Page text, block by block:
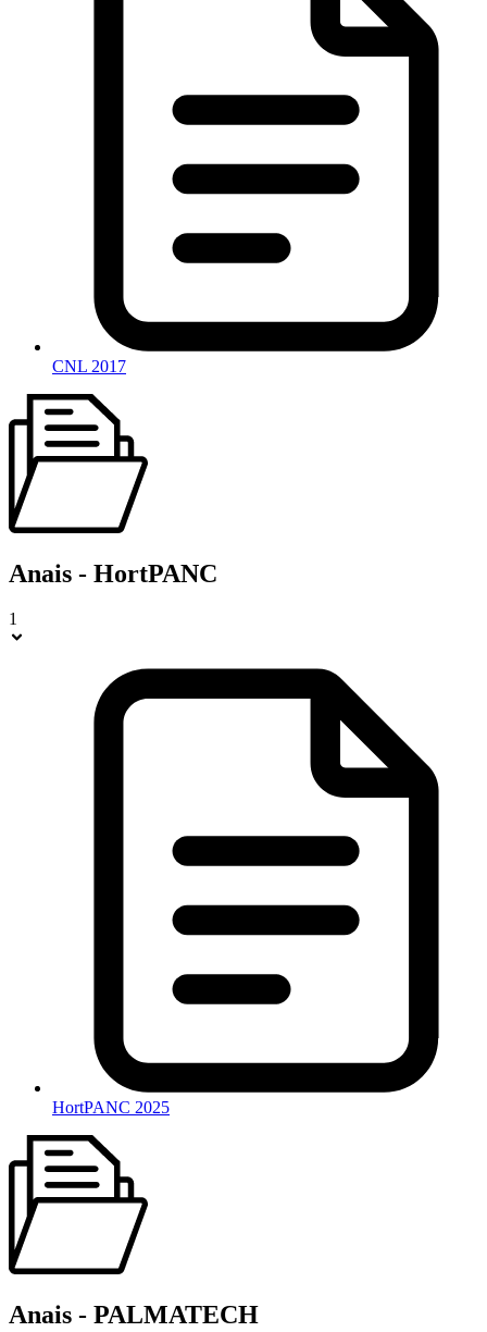
CNL 2017
Anais - HortPANC
1
HortPANC 2025
Anais - PALMATECH